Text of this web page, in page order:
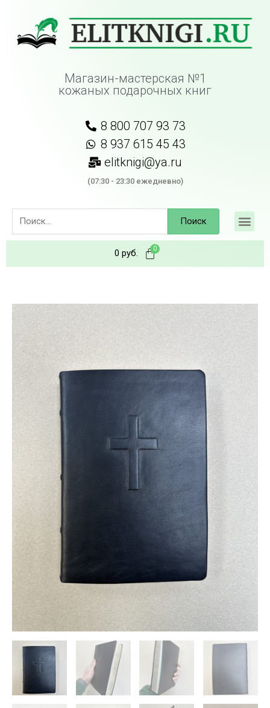
Магазин-мастерская №1
кожаных подарочных книг
8 800 707 93 73
8 937 615 45 43
elitknigi@ya.ru
(07:30 - 23:30 ежедневно)
Поиск
0 руб.